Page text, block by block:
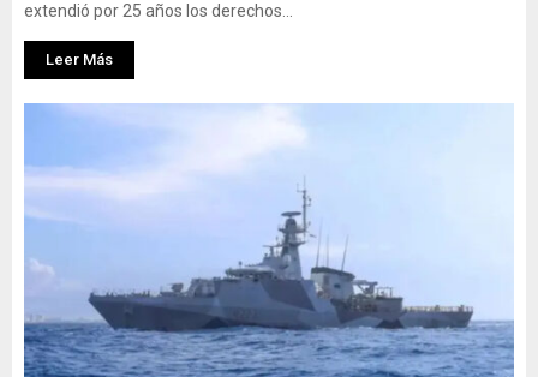
extendió por 25 años los derechos...
Leer Más